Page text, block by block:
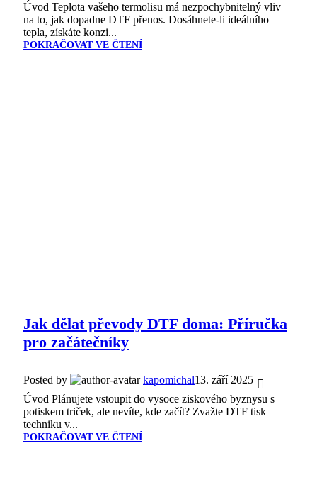
Úvod Teplota vašeho termolisu má nezpochybnitelný vliv
na to, jak dopadne DTF přenos. Dosáhnete-li ideálního
tepla, získáte konzi...
POKRAČOVAT VE ČTENÍ
Jak dělat převody DTF doma: Příručka
pro začátečníky
Posted by kapomichal13. září 2025
Úvod Plánujete vstoupit do vysoce ziskového byznysu s
potiskem triček, ale nevíte, kde začít? Zvažte DTF tisk –
techniku v...
POKRAČOVAT VE ČTENÍ